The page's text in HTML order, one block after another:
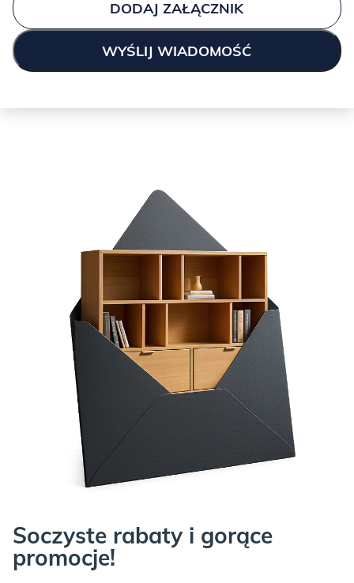
Tkanina idealna do pokoju dziecka, gdzie zapewni poczucie
Podsumowując:
-certyfikat Oeko-Tex Standard 100 klasa III,
-odporność na ścieranie jest wysoka- 50 000 cykli martindale’a,
-gramatura jest wysoka 725 g/m2,
-skład poliester 100%.
DODAJ ZAŁĄCZNIK
Soczyste rabaty i gorące
promocje!